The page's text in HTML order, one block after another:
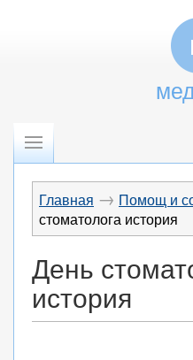
Главная → Помощ и
стоматолога история
День
история